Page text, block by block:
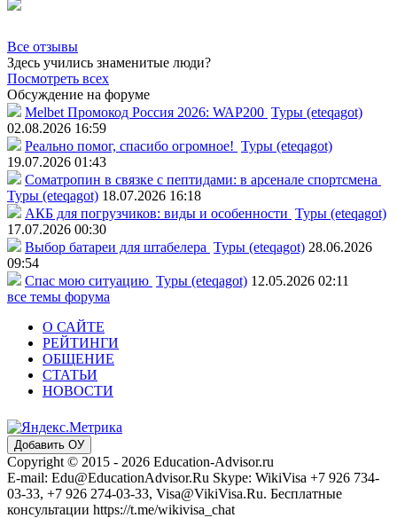
Все отзывы
Здесь учились знаменитые люди?
Посмотреть всех
Обсуждение на форуме
Melbet Промокод Россия 2026: WAP200 Туры (eteqagot)
02.08.2026 16:59
Реально помог, спасибо огромное! Туры (eteqagot)
19.07.2026 01:43
Соматропин в связке с пептидами: в арсенале спортсмена
Туры (eteqagot) 18.07.2026 16:18
АКБ для погрузчиков: виды и особенности Туры (eteqagot)
17.07.2026 00:30
Выбор батареи для штабелера Туры (eteqagot) 28.06.2026
09:54
Спас мою ситуацию Туры (eteqagot) 12.05.2026 02:11
все темы форума
О САЙТЕ
РЕЙТИНГИ
ОБЩЕНИЕ
СТАТЬИ
НОВОСТИ
Добавить ОУ
Copyright © 2015 - 2026 Education-Advisor.ru
E-mail: Edu@EducationAdvisor.Ru Skype: WikiVisa +7 926 734-
03-33, +7 926 274-03-33, Visa@VikiVisa.Ru. Бесплатные
консультации https://t.me/wikivisa_chat